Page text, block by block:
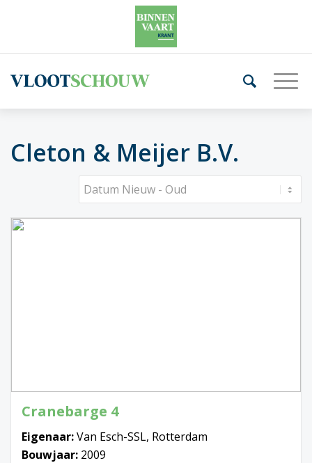
Cleton & Meijer B.V.
Cranebarge 4
Eigenaar:Van Esch-SSL, Rotterdam
Bouwjaar: 2009